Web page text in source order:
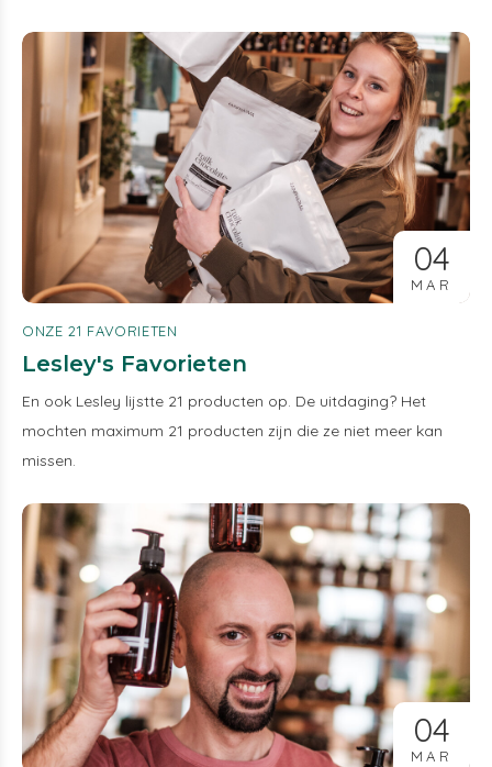
04
MAR
ONZE 21 FAVORIETEN
Lesley's Favorieten
En ook Lesley lijstte 21 producten op. De uitdaging? Het
mochten maximum 21 producten zijn die ze niet meer kan
missen.
04
MAR